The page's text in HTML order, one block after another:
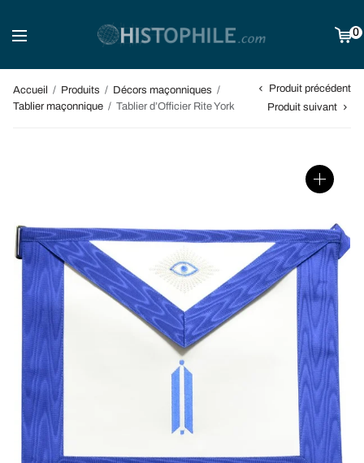
0
Accueil / Produits / Décors maçonniques /
Tablier maçonnique / Tablier d’Officier Rite York
Produit précédent
Produit suivant